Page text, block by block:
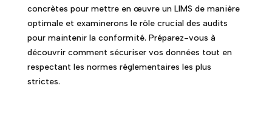
concrètes pour mettre en œuvre un LIMS de manière
optimale et examinerons le rôle crucial des audits
pour maintenir la conformité. Préparez-vous à
découvrir comment sécuriser vos données tout en
respectant les normes réglementaires les plus
strictes.